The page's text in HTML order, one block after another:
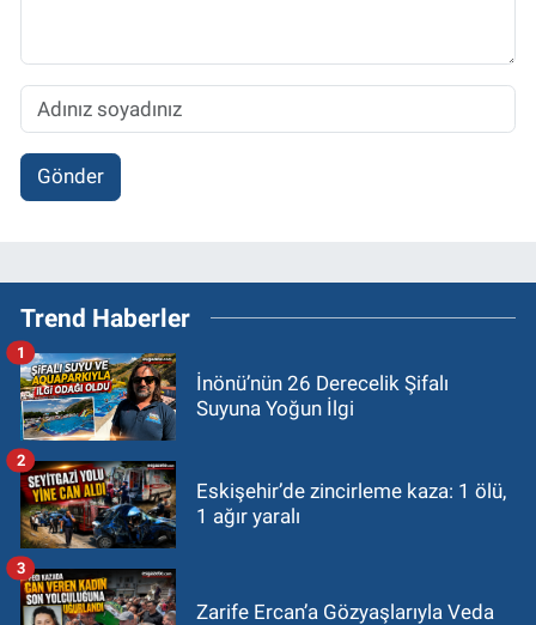
Gönder
Trend Haberler
İnönü’nün 26 Derecelik Şifalı
Suyuna Yoğun İlgi
1
Eskişehir’de zincirleme kaza: 1 ölü,
1 ağır yaralı
2
Zarife Ercan’a Gözyaşlarıyla Veda
3